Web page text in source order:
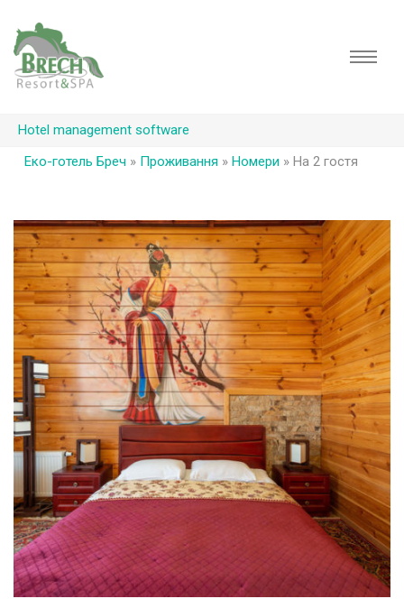
Hotel management software
Еко-готель Бреч » Проживання » Номери » На 2 гостя